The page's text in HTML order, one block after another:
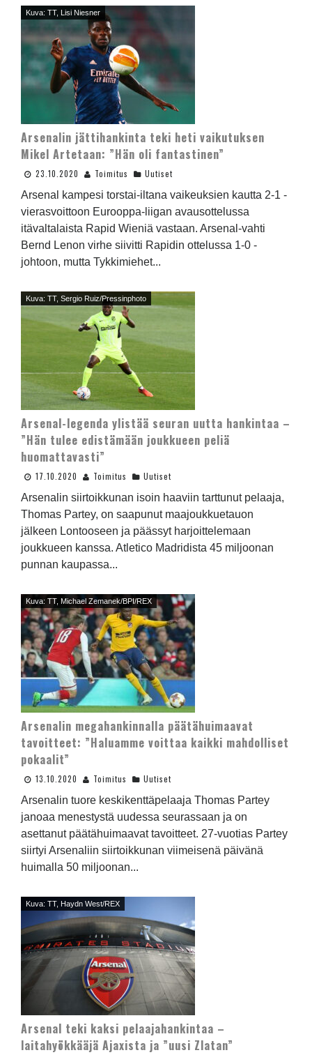
Kuva: TT, Lisi Niesner
Arsenalin jättihankinta teki heti vaikutuksen
Mikel Artetaan: ”Hän oli fantastinen”
23.10.2020 Toimitus Uutiset
Arsenal kampesi torstai-iltana vaikeuksien kautta 2-1 -
vierasvoittoon Eurooppa-liigan avausottelussa
itävaltalaista Rapid Wieniä vastaan. Arsenal-vahti
Bernd Lenon virhe siivitti Rapidin ottelussa 1-0 -
johtoon, mutta Tykkimiehet...
Kuva: TT, Sergio Ruiz/Pressinphoto
Arsenal-legenda ylistää seuran uutta hankintaa –
”Hän tulee edistämään joukkueen peliä
huomattavasti”
17.10.2020 Toimitus Uutiset
Arsenalin siirtoikkunan isoin haaviin tarttunut pelaaja,
Thomas Partey, on saapunut maajoukkuetauon
jälkeen Lontooseen ja päässyt harjoittelemaan
joukkueen kanssa. Atletico Madridista 45 miljoonan
punnan kaupassa...
Kuva: TT, Michael Zemanek/BPI/REX
Arsenalin megahankinnalla päätähuimaavat
tavoitteet: ”Haluamme voittaa kaikki mahdolliset
pokaalit”
13.10.2020 Toimitus Uutiset
Arsenalin tuore keskikenttäpelaaja Thomas Partey
janoaa menestystä uudessa seurassaan ja on
asettanut päätähuimaavat tavoitteet. 27-vuotias Partey
siirtyi Arsenaliin siirtoikkunan viimeisenä päivänä
huimalla 50 miljoonan...
Kuva: TT, Haydn West/REX
Arsenal teki kaksi pelaajahankintaa –
laitahyökkääjä Ajaxista ja ”uusi Zlatan”